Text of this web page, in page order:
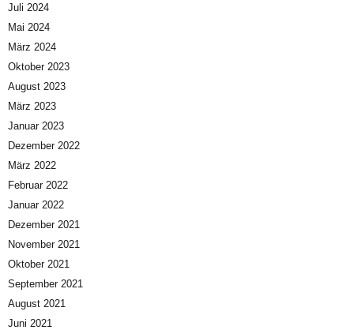
Juli 2024
Mai 2024
März 2024
Oktober 2023
August 2023
März 2023
Januar 2023
Dezember 2022
März 2022
Februar 2022
Januar 2022
Dezember 2021
November 2021
Oktober 2021
September 2021
August 2021
Juni 2021